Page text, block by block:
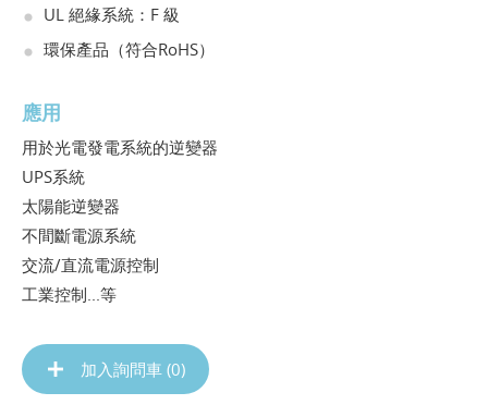
UL 絕緣系統：F 級
環保產品（符合RoHS）
應用
用於光電發電系統的逆變器
UPS系統
太陽能逆變器
不間斷電源系統
交流/直流電源控制
工業控制...等
加入詢問車 (0)